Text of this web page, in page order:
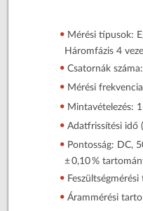
Mérési típusok:
Háromfázis 4
Csatornák
Mérési
Mintavételezés:
Adatfrissítési idő
Pontosság: DC,
± 0,10 %
Árammérési